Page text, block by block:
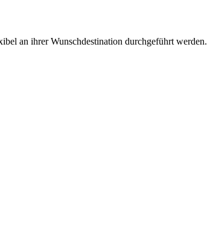
an ihrer Wunschdestination durchgeführt werden.